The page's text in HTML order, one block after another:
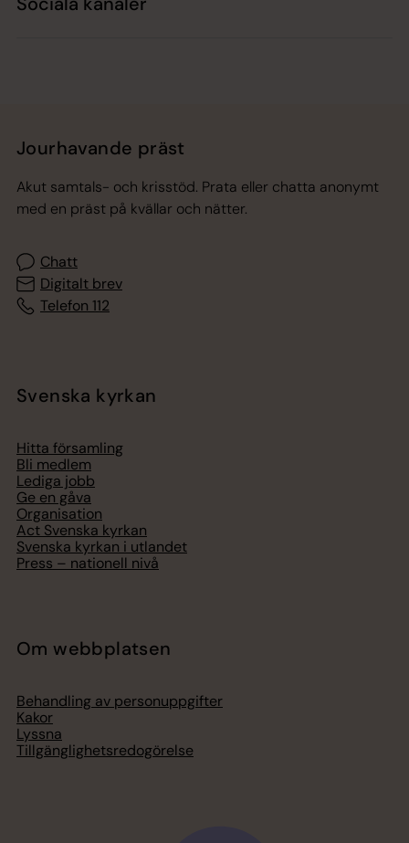
Jourhavande präst
Akut samtals- och krisstöd. Prata eller chatta anonymt
med en präst på kvällar och nätter.
Chatt
Digitalt brev
Telefon 112
Svenska kyrkan
Hitta församling
Bli medlem
Lediga jobb
Ge en gåva
Organisation
Act Svenska kyrkan
Svenska kyrkan i utlandet
Press – nationell nivå
Om webbplatsen
Behandling av personuppgifter
Kakor
Lyssna
Tillgänglighetsredogörelse